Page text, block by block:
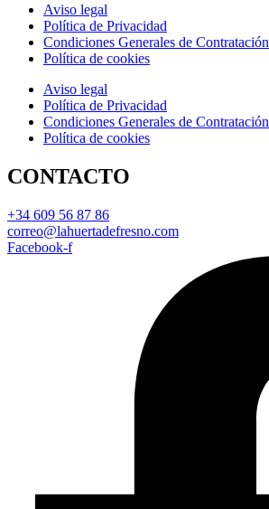
Aviso legal
Política de Privacidad
Condiciones Generales de Contratación
Política de cookies
Aviso legal
Política de Privacidad
Condiciones Generales de Contratación
Política de cookies
CONTACTO
+34 609 56 87 86
correo@lahuertadefresno.com
Facebook-f